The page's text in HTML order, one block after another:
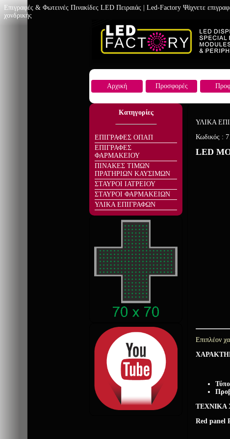
Επιγραφές & Φωτεινές Πινακίδες LED Πειραιάς | Led-Factory Ψάχνετε
χονδρικής
Αρχική Προσφορές
Κατηγορίες
ΕΠΙΓΡΑΦΕΣ ΟΠΑΠ
ΕΠΙΓΡΑΦΕΣ
ΦΑΡΜΑΚΕΙΟΥ
ΠΙΝΑΚΕΣ ΤΙΜΩΝ
ΠΡΑΤΗΡΙΩΝ ΚΑΥΣΙΜΩΝ
ΣΤΑΥΡΟΙ ΙΑΤΡΕΙΟΥ
ΣΤΑΥΡΟΙ ΦΑΡΜΑΚΕΙΩΝ
ΥΛΙΚΑ ΕΠΙΓΡΑΦΩΝ
ΥΛΙΚΑ
Κωδικός :
LED
Επιπλέον
Red panel